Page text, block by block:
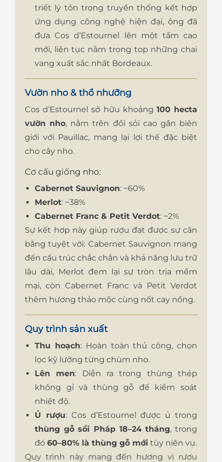
triết lý tôn trọng truyền thống kết hợp
ứng dụng công nghệ hiện đại, ông đã
đưa Cos d’Estournel lên một tầm cao
mới, liên tục nằm trong top những chai
vang xuất sắc nhất Bordeaux.
Vườn nho & thổ nhưỡng
Cos d’Estournel sở hữu khoảng 100 hecta
vườn nho, nằm trên đồi sỏi cao gần biên
giới với Pauillac, mang lại lợi thế đặc biệt
cho cây nho.
Cơ cấu giống nho:
Cabernet Sauvignon: ~60%
Merlot: ~38%
Cabernet Franc & Petit Verdot: ~2%
Sự kết hợp này giúp rượu đạt được sự cân
bằng tuyệt vời: Cabernet Sauvignon mang
đến cấu trúc chắc chắn và khả năng lưu trữ
lâu dài, Merlot đem lại sự tròn trịa mềm
mại, còn Cabernet Franc và Petit Verdot
thêm hương thảo mộc cùng nốt cay nồng.
Quy trình sản xuất
Thu hoạch: Hoàn toàn thủ công, chọn
lọc kỹ lưỡng từng chùm nho.
Lên men: Diễn ra trong thùng thép
không gỉ và thùng gỗ để kiểm soát
nhiệt độ.
Ủ rượu: Cos d’Estournel được ủ trong
thùng gỗ sồi Pháp 18–24 tháng, trong
đó 60–80% là thùng gỗ mới tùy niên vụ.
Quy trình này mang đến hương vị rượu